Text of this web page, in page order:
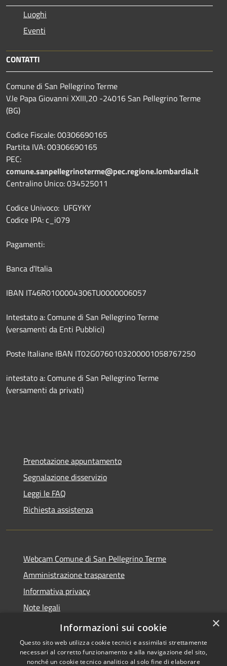
Luoghi
Eventi
CONTATTI
Comune di San Pellegrino Terme
V.le Papa Giovanni XXIII,20 -24016 San Pellegrino Terme
(BG)
Codice Fiscale: 00306690165
Partita IVA: 00306690165
PEC:
comune.sanpellegrinoterme@pec.regione.lombardia.it
Centralino Unico: 034525011
Codice Univoco: UFGYKY
Codice IPA: c_i079
Pagamenti:
Banca d'Italia
IBAN IT46R0100004306TU0000006057
Intestato a: Comune di San Pellegrino Terme
(versamenti da Enti Pubblici)
Poste Italiane IBAN IT02G0760103200001058767250
intestato a: Comune di San Pellegrino Terme
(versamenti da privati)
Prenotazione appuntamento
Segnalazione disservizio
Leggi le FAQ
Richiesta assistenza
Webcam Comune di San Pellegrino Terme
Amministrazione trasparente
Informativa privacy
Note legali
Dichiarazione di accessibilità
×
Informazioni sui cookie
Questo sito web utilizza cookie tecnici e assimilati strettamente
necessari al corretto funzionamento e alla navigazione del sito,
nonché un cookie tecnico analitico al solo fine di elaborare